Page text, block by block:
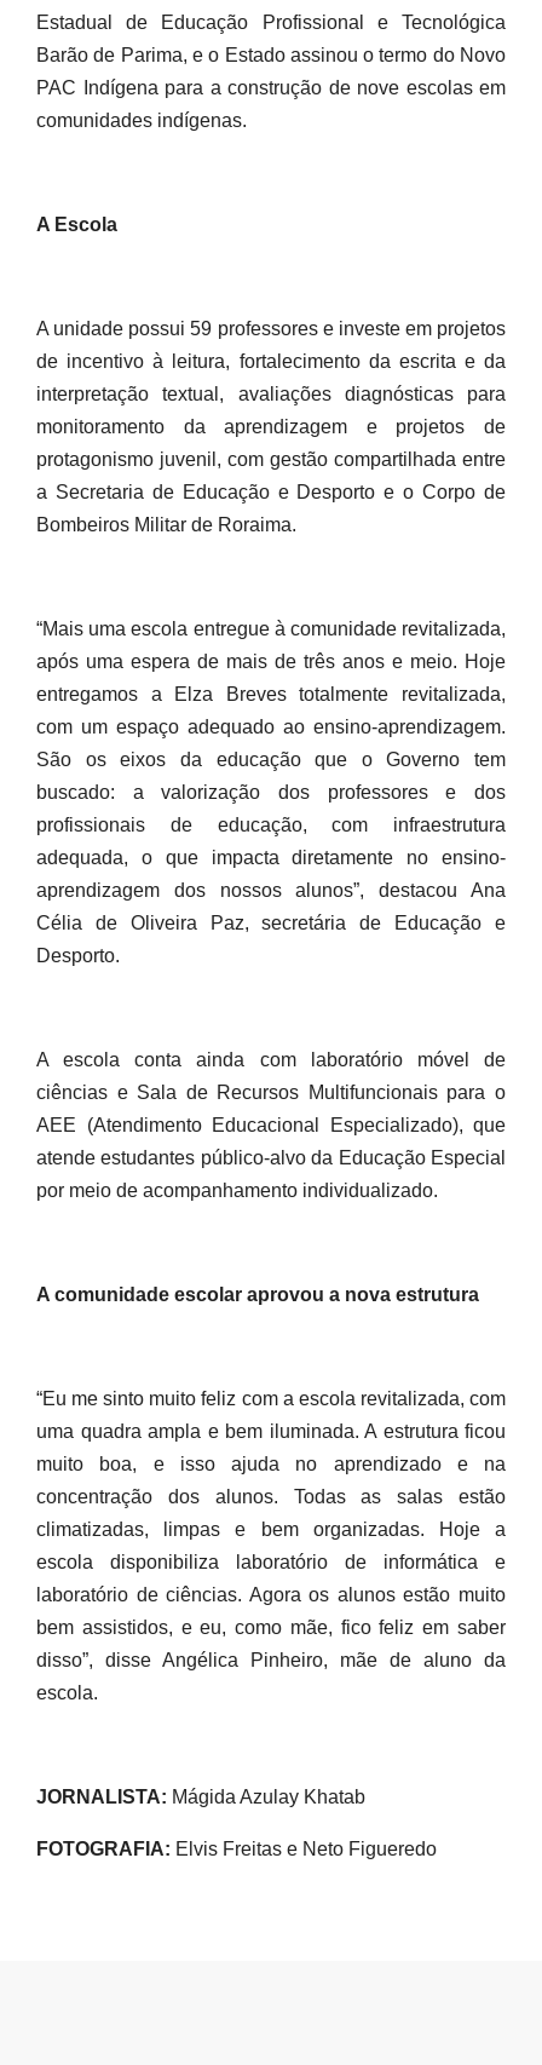
Estadual de Educação Profissional e Tecnológica
Barão de Parima, e o Estado assinou o termo do Novo
PAC Indígena para a construção de nove escolas em
comunidades indígenas.
A Escola
A unidade possui 59 professores e investe em projetos
de incentivo à leitura, fortalecimento da escrita e da
interpretação textual, avaliações diagnósticas para
monitoramento da aprendizagem e projetos de
protagonismo juvenil, com gestão compartilhada entre
a Secretaria de Educação e Desporto e o Corpo de
Bombeiros Militar de Roraima.
“Mais uma escola entregue à comunidade revitalizada,
após uma espera de mais de três anos e meio. Hoje
entregamos a Elza Breves totalmente revitalizada,
com um espaço adequado ao ensino-aprendizagem.
São os eixos da educação que o Governo tem
buscado: a valorização dos professores e dos
profissionais de educação, com infraestrutura
adequada, o que impacta diretamente no ensino-
aprendizagem dos nossos alunos”, destacou Ana
Célia de Oliveira Paz, secretária de Educação e
Desporto.
A escola conta ainda com laboratório móvel de
ciências e Sala de Recursos Multifuncionais para o
AEE (Atendimento Educacional Especializado), que
atende estudantes público-alvo da Educação Especial
por meio de acompanhamento individualizado.
A comunidade escolar aprovou a nova estrutura
“Eu me sinto muito feliz com a escola revitalizada, com
uma quadra ampla e bem iluminada. A estrutura ficou
muito boa, e isso ajuda no aprendizado e na
concentração dos alunos. Todas as salas estão
climatizadas, limpas e bem organizadas. Hoje a
escola disponibiliza laboratório de informática e
laboratório de ciências. Agora os alunos estão muito
bem assistidos, e eu, como mãe, fico feliz em saber
disso”, disse Angélica Pinheiro, mãe de aluno da
escola.
JORNALISTA: Mágida Azulay Khatab
FOTOGRAFIA: Elvis Freitas e Neto Figueredo